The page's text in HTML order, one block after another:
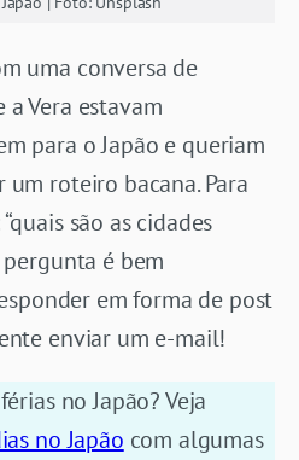
uma conversa de
a Vera estavam
para o Japão e queriam
roteiro bacana. Para
são as cidades
pergunta é bem
em forma de post
enviar um e-mail!
no Japão? Veja
no Japão com algumas